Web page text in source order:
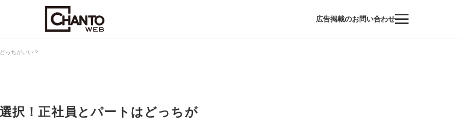
広告掲載のお問い合わせ
っちがいい？
択！正社員とパートはどっちが